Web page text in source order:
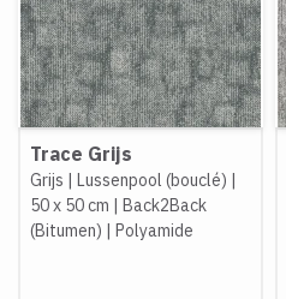
Trace Grijs
Grijs | Lussenpool (bouclé) |
50 x 50 cm | Back2Back
(Bitumen) | Polyamide